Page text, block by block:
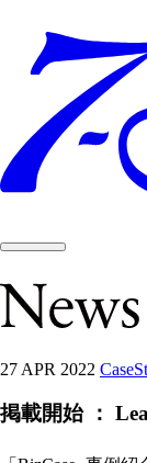
27 APR 2022
掲載開始 ：